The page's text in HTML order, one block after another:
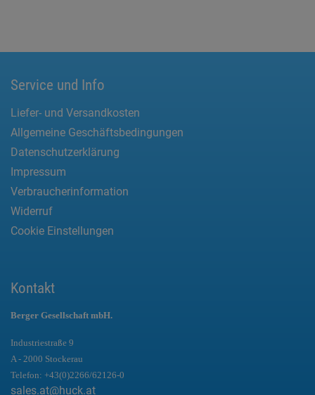
Service und Info
Liefer- und Versandkosten
Allgemeine Geschäftsbedingungen
Datenschutzerklärung
Impressum
Verbraucherinformation
Widerruf
Cookie Einstellungen
Kontakt
Berger Gesellschaft mbH.
Industriestraße 9
A - 2000 Stockerau
Telefon: +43(0)2266/62126-0
sales.at@huck.at